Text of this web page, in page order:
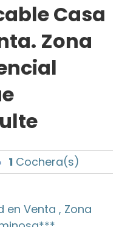
Casa
Zona
1 Cochera(s)
Venta , Zona